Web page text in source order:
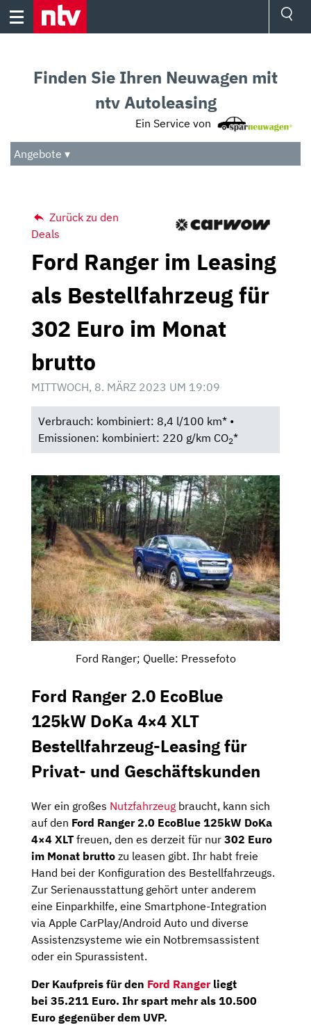
Skip
Audio
Das Beste
Finden Sie Ihren Neuwagen mit
ntv Autoleasing
Ein Service von
Angebote ▾
Zurück zu den
Deals
Ford Ranger im Leasing
als Bestellfahrzeug für
302 Euro im Monat
brutto
MITTWOCH, 8. MÄRZ 2023 UM 19:09
Verbrauch: kombiniert: 8,4 l/100 km* •
Emissionen: kombiniert: 220 g/km CO2*
Ford Ranger; Quelle: Pressefoto
Ford Ranger 2.0 EcoBlue
125kW DoKa 4×4 XLT
Bestellfahrzeug-Leasing für
Privat- und Geschäftskunden
Wer ein großes Nutzfahrzeug braucht, kann sich
auf den Ford Ranger 2.0 EcoBlue 125kW DoKa
4×4 XLT freuen, den es derzeit für nur 302 Euro
im Monat brutto zu leasen gibt. Ihr habt freie
Hand bei der Konfiguration des Bestellfahrzeugs.
Zur Serienausstattung gehört unter anderem
eine Einparkhilfe, eine Smartphone-Integration
via Apple CarPlay/Android Auto und diverse
Assistenzsysteme wie ein Notbremsassistent
oder ein Spurassistent.
Der Kaufpreis für den Ford Rangerliegt
bei 35.211 Euro. Ihr spart mehr als 10.500
Euro gegenüber dem UVP.